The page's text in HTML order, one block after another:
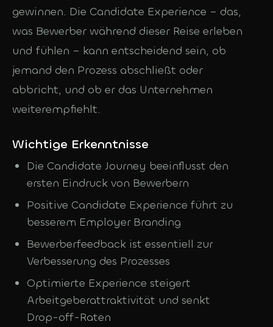
gewinnen. Die Candidate Experience – das,
was Bewerber während dieser Reise erleben
und fühlen – kann entscheidend sein, ob
jemand den Prozess abschließt oder
abbricht, und ob er das Unternehmen
weiterempfiehlt.
Wichtige Erkenntnisse
Die Candidate Journey beeinflusst den
ersten Eindruck von Bewerbern
Positive Candidate Experience führt zu
besserem Employer Branding
Bewerberfeedback ist essentiell zur
Verbesserung des Prozesses
Optimierte Experience steigert
Arbeitgeberattraktivität und senkt
Drop-off-Raten